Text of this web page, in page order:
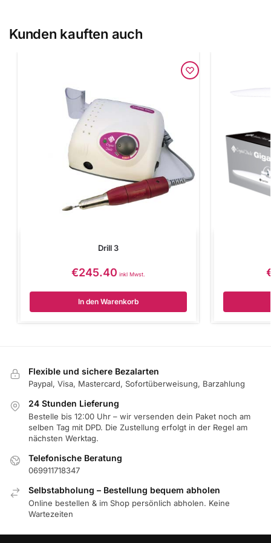
Kunden kauften auch
Drill 3
€245.40 inkl Mwst.
In den Warenkorb
Flexible und sichere Bezalarten
Paypal, Visa, Mastercard, Sofortüberweisung, Barzahlung
24 Stunden Lieferung
Bestelle bis 12:00 Uhr – wir versenden dein Paket noch am
selben Tag mit DPD. Die Zustellung erfolgt in der Regel am
nächsten Werktag.
Telefonische Beratung
069911718347
Selbstabholung – Bestellung bequem abholen
Online bestellen & im Shop persönlich abholen. Keine
Wartezeiten